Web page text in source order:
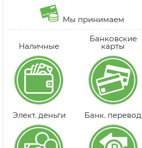
Мы принимаем
Наличные
Банковские
карты
Элект. деньги Банк. перевод